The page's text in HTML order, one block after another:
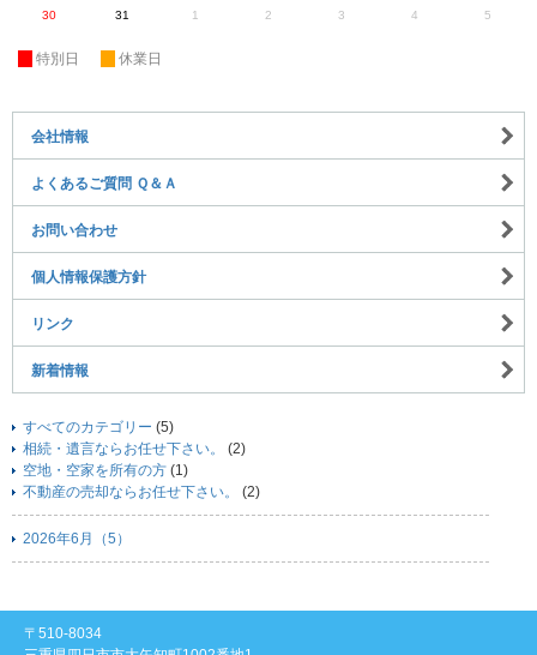
30 31 1 2 3 4 5
特別日 休業日
会社情報
よくあるご質問 Ｑ＆Ａ
お問い合わせ
個人情報保護方針
リンク
新着情報
すべてのカテゴリー (5)
相続・遺言ならお任せ下さい。
(2)
空地・空家を所有の方 (1)
不動産の売却ならお任せ下さい。
(2)
2026年6月（5）
〒510-8034